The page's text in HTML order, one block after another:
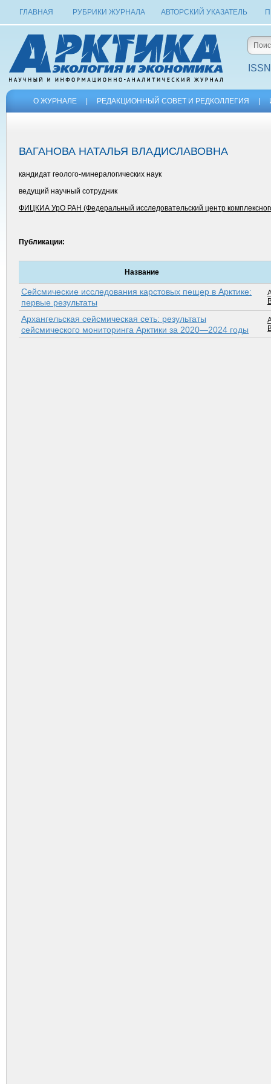
ГЛАВНАЯ РУБРИКИ ЖУРНАЛА АВТОРСКИЙ УКАЗАТЕЛЬ
О ЖУРНАЛЕ РЕДАКЦИОННЫЙ СОВЕТ И РЕДКОЛЛЕГИЯ
ВАГАНОВА НАТАЛЬЯ ВЛАДИСЛАВОВНА
кандидат геолого-минералогических наук
ведущий научный сотрудник
ФИЦКИА УрО РАН (Федеральный исследовательский центр
Публикации:
Название
Сейсмические исследования карстовых пещер в Арк­тике:
первые результаты
Архангельская сейсмическая сеть: результаты
сейсмического мониторинга Арк­тики за 2020—2024 годы